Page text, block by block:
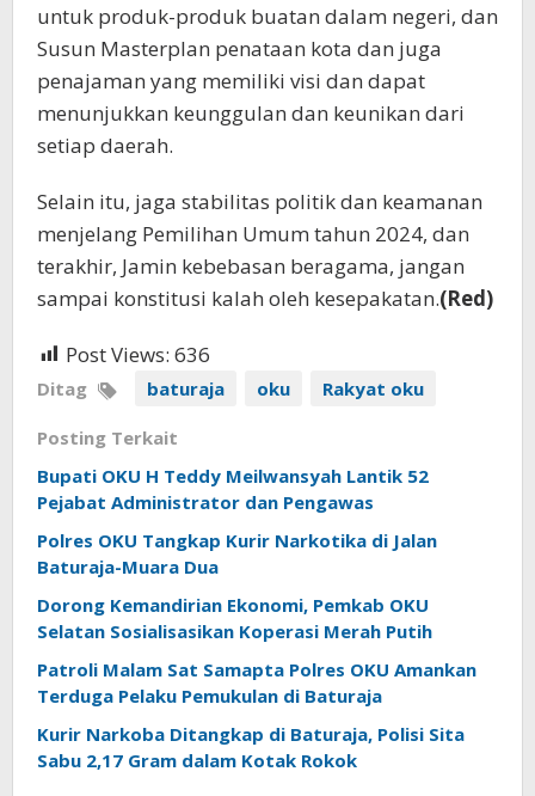
untuk produk-produk buatan dalam negeri, dan
Susun Masterplan penataan kota dan juga
penajaman yang memiliki visi dan dapat
menunjukkan keunggulan dan keunikan dari
setiap daerah.
Selain itu, jaga stabilitas politik dan keamanan
menjelang Pemilihan Umum tahun 2024, dan
terakhir, Jamin kebebasan beragama, jangan
sampai konstitusi kalah oleh kesepakatan.(Red)
Post Views: 636
Ditag baturaja oku Rakyat oku
Posting Terkait
Bupati OKU H Teddy Meilwansyah Lantik 52
Pejabat Administrator dan Pengawas
Polres OKU Tangkap Kurir Narkotika di Jalan
Baturaja-Muara Dua
Dorong Kemandirian Ekonomi, Pemkab OKU
Selatan Sosialisasikan Koperasi Merah Putih
Patroli Malam Sat Samapta Polres OKU Amankan
Terduga Pelaku Pemukulan di Baturaja
Kurir Narkoba Ditangkap di Baturaja, Polisi Sita
Sabu 2,17 Gram dalam Kotak Rokok